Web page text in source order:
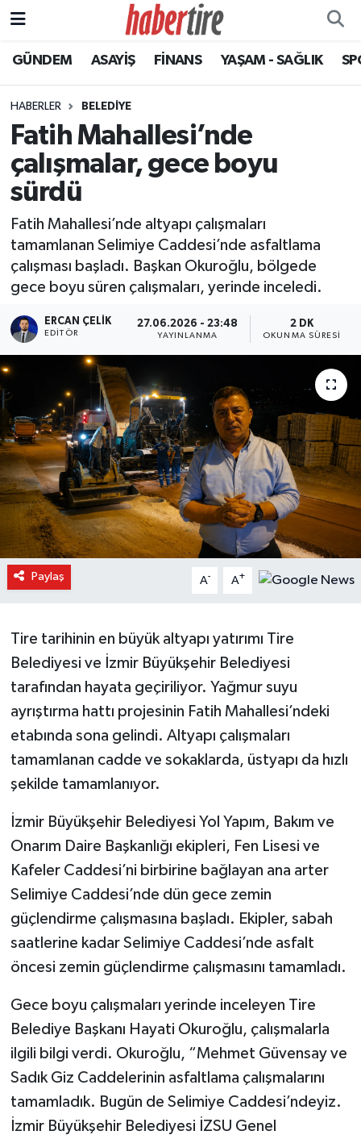
GÜNDEM ASAYİŞ FİNANS YAŞAM - SAĞLIK
HABERLER BELEDİYE
Fatih Mahallesi’nde
çalışmalar, gece boyu
sürdü
Fatih Mahallesi’nde altyapı çalışmaları
tamamlanan Selimiye Caddesi’nde asfaltlama
çalışması başladı. Başkan Okuroğlu, bölgede
gece boyu süren çalışmaları, yerinde inceledi.
ERCAN ÇELIK
EDITÖR
27.06.2026 - 23:48
YAYINLANMA
2 DK
OKUNMA SÜRESI
Paylaş A- A+
Tire tarihinin en büyük altyapı yatırımı Tire
Belediyesi ve İzmir Büyükşehir Belediyesi
tarafından hayata geçiriliyor. Yağmur suyu
ayrıştırma hattı projesinin Fatih Mahallesi’ndeki
etabında sona gelindi. Altyapı çalışmaları
tamamlanan cadde ve sokaklarda, üstyapı da hızlı
şekilde tamamlanıyor.
İzmir Büyükşehir Belediyesi Yol Yapım, Bakım ve
Onarım Daire Başkanlığı ekipleri, Fen Lisesi ve
Kafeler Caddesi’ni birbirine bağlayan ana arter
Selimiye Caddesi’nde dün gece zemin
güçlendirme çalışmasına başladı. Ekipler, sabah
saatlerine kadar Selimiye Caddesi’nde asfalt
öncesi zemin güçlendirme çalışmasını tamamladı.
Gece boyu çalışmaları yerinde inceleyen Tire
Belediye Başkanı Hayati Okuroğlu, çalışmalarla
ilgili bilgi verdi. Okuroğlu, “Mehmet Güvensay ve
Sadık Giz Caddelerinin asfaltlama çalışmalarını
tamamladık. Bugün de Selimiye Caddesi’ndeyiz.
İzmir Büyükşehir Belediyesi İZSU Genel
Tire Nöbetçi Eczaneler
Tire Hava Durumu
Tire Trafik Yoğunluk Haritası
Süper Lig Puan Durumu ve Fikstür
Tüm Manşetler
Son Dakika Haberleri